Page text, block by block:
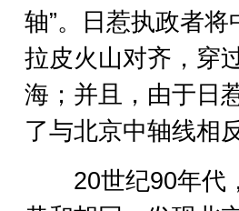
轴”。日惹执政者
拉皮火山对齐，穿
海；并且，由于日
了与北京中轴线相
20世纪90年代